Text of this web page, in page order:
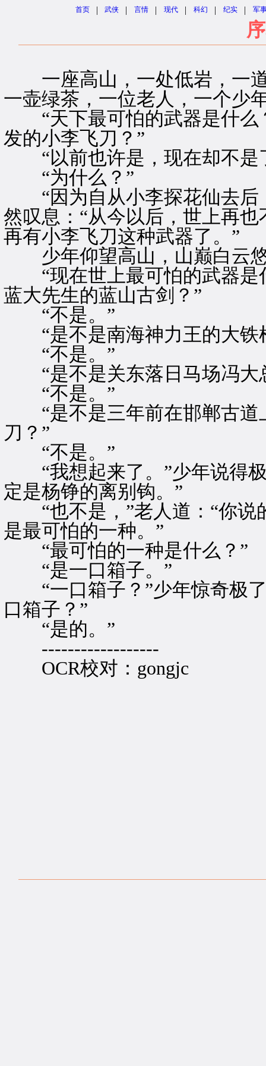
首页 | 武侠 | 言情 | 现代 | 科幻 | 纪实 | 军
一座高山，一处低岩，一道
一壶绿茶，一位老人，一个少
“天下最可怕的武器是什么
发的小李飞刀？”
“以前也许是，现在却不是
“为什么？”
“因为自从小李探花仙去后
然叹息：“从今以后，世上再
再有小李飞刀这种武器了。”
少年仰望高山，山巅白云
“现在世上最可怕的武器是
蓝大先生的蓝山古剑？”
“不是。”
“是不是南海神力王的大铁
“不是。”
“是不是关东落日马场冯大
“不是。”
“是不是三年前在邯郸古道
刀？”
“不是。”
“我想起来了。”少年说得极
定是杨铮的离别钩。”
“也不是，”老人道：“你说
是最可怕的一种。”
“最可怕的一种是什么？”
“是一口箱子。”
“一口箱子？”少年惊奇极了
口箱子？”
“是的。”
------------------
OCR校对：gongjc